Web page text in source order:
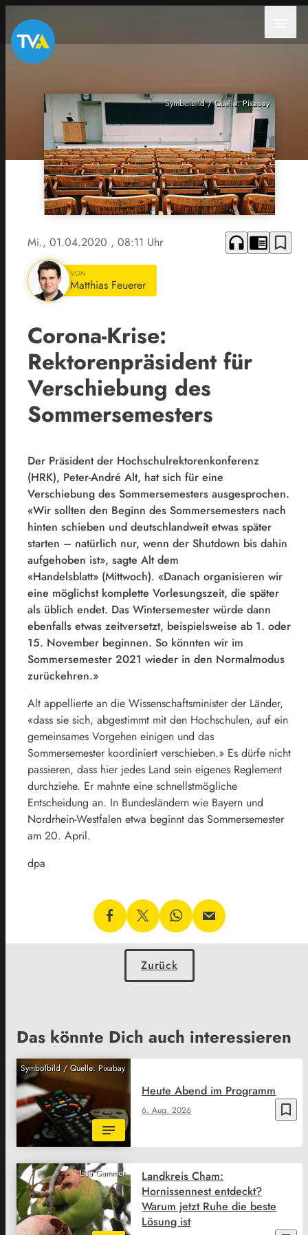
Symbolbild / Quelle: Pixabay
Mi., 01.04.2020 , 08:11 Uhr headphones chrome_reader_mode bookmark_border
VON
Matthias Feuerer
Corona-Krise:
Rektorenpräsident für
Verschiebung des
Sommersemesters
Der Präsident der Hochschulrektorenkonferenz
(HRK), Peter-André Alt, hat sich für eine
Verschiebung des Sommersemesters ausgesprochen.
«Wir sollten den Beginn des Sommersemesters nach
hinten schieben und deutschlandweit etwas später
starten – natürlich nur, wenn der Shutdown bis dahin
aufgehoben ist», sagte Alt dem
«Handelsblatt» (Mittwoch). «Danach organisieren wir
eine möglichst komplette Vorlesungszeit, die später
als üblich endet. Das Wintersemester würde dann
ebenfalls etwas zeitversetzt, beispielsweise ab 1. oder
15. November beginnen. So könnten wir im
Sommersemester 2021 wieder in den Normalmodus
zurückehren.»
Alt appellierte an die Wissenschaftsminister der Länder,
«dass sie sich, abgestimmt mit den Hochschulen, auf ein
gemeinsames Vorgehen einigen und das
Sommersemester koordiniert verschieben.» Es dürfe nicht
passieren, dass hier jedes Land sein eigenes Reglement
durchziehe. Er mahnte eine schnellstmögliche
Entscheidung an. In Bundesländern wie Bayern und
Nordrhein-Westfalen etwa beginnt das Sommersemester
am 20. April.
dpa
Zurück
Das könnte Dich auch interessieren
Symbolbild / Quelle: Pixabay
bookmark_border
6. Aug. 2026
Heute Abend im Programm
Lisa Gammer
Landkreis Cham:
Hornissennest entdeckt?
Warum jetzt Ruhe die beste
Lösung ist